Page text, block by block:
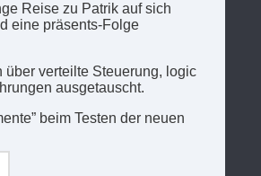
Reise zu Patrik auf sich
eine präsents-Folge
verteilte Steuerung, logic
ausgetauscht.
beim Testen der neuen